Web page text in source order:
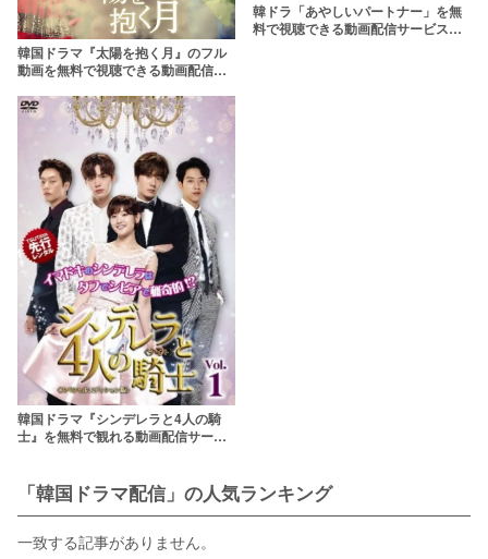
韓国ドラマ『太陽を抱く月』のフル
動画を無料で視聴できる動画配信サ
韓ドラ「あやしいパートナー」を無
料で視聴できる動画配信サービスは
韓国ドラマ『シンデレラと4人の騎
士』を無料で観れる動画配信サービ
「韓国ドラマ配信」の人気ランキング
一致する記事がありません。